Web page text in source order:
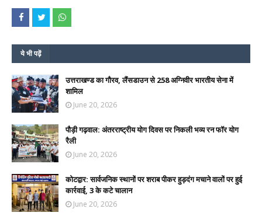
ये भी पढ़ें
उत्तराखण्ड का गौरव, लैंसडाउन से 258 अग्निवीर भारतीय सेना में
शामिल
June 20, 2026
पौड़ी गढ़वाल: अंतरराष्ट्रीय योग दिवस पर निकली भव्य रन फॉर योग
रैली
June 20, 2026
कोटद्वार: सार्वजनिक स्थानों पर शराब पीकर हुड़दंग मचाने वालों पर हुई
कार्रवाई, 3 के कटे चालान
June 20, 2026